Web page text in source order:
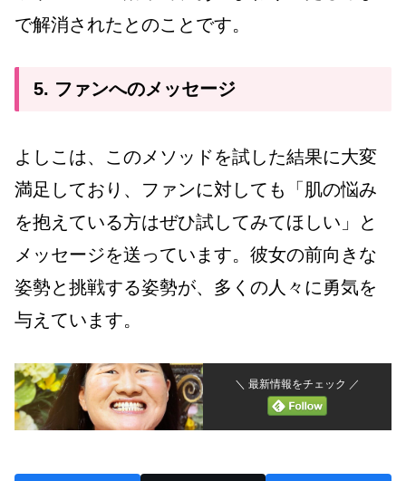
で解消されたとのことです。
5. ファンへのメッセージ
よしこは、このメソッドを試した結果に大変
満足しており、ファンに対しても「肌の悩み
を抱えている方はぜひ試してみてほしい」と
メッセージを送っています。彼女の前向きな
姿勢と挑戦する姿勢が、多くの人々に勇気を
与えています。
＼ 最新情報をチェック ／